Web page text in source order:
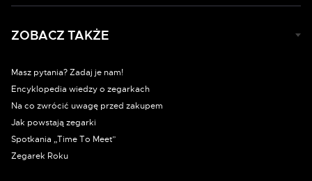
ZOBACZ TAKŻE
Masz pytania? Zadaj je nam!
Encyklopedia wiedzy o zegarkach
Na co zwrócić uwagę przed zakupem
Jak powstają zegarki
Spotkania „Time To Meet”
Zegarek Roku